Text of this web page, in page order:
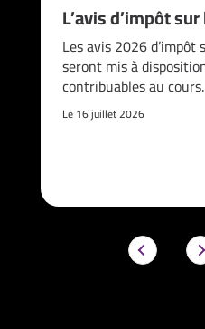
L’avis d’impôt
Les avis 2026 d’impôt
seront mis à
contribuables au
Le 16 juillet 2026